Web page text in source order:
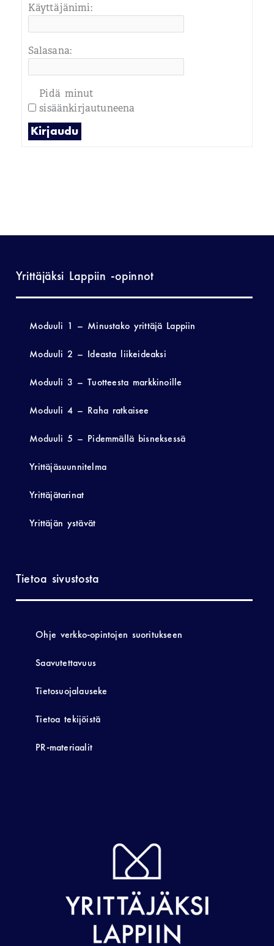
Käyttäjänimi:
Salasana:
Pidä minut
sisäänkirjautuneena
Kirjaudu
Yrittäjäksi Lappiin -opinnot
Moduuli 1 – Minustako yrittäjä Lappiin
Moduuli 2 – Ideasta liikeideaksi
Moduuli 3 – Tuotteesta markkinoille
Moduuli 4 – Raha ratkaisee
Moduuli 5 – Pidemmällä bisneksessä
Yrittäjäsuunnitelma
Yrittäjätarinat
Yrittäjän ystävät
Tietoa sivustosta
Ohje verkko-opintojen suoritukseen
Saavutettavuus
Tietosuojalauseke
Tietoa tekijöistä
PR-materiaalit